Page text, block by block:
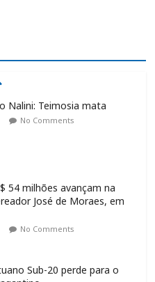
Nalini: Teimosia mata
No Comments
54 milhões avançam na
José de Moraes, em
No Comments
Sub-20 perde para o